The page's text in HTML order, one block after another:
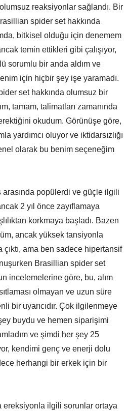
reaksiyonlar sağlandı. Bir
spider set hakkında
bitkisel olduğu için denemem
temin ettikleri gibi çalışıyor,
sorumlu bir anda aldım ve
için hiçbir şey işe yaramadı.
set hakkında olumsuz bir
tamam, talimatları zamanında
okudum. Görünüşe göre,
yardımcı oluyor ve iktidarsızlığı
olarak bu benim seçeneğim
arasında popülerdi ve güçle ilgili
2 yıl önce zayıflamaya
korkmaya başladı. Bazen
ancak yüksek tansiyonla
çıktı, ama ben sadece hipertansif
Brasillian spider set
incelemelerine göre, bu, alım
olmayan ve uzun süre
bir uyarıcıdır. Çok ilgilenmeye
buydu ve hemen siparişimi
ve şimdi her şey 25
kendimi genç ve enerji dolu
herhangi bir erkek için bir
ereksiyonla ilgili sorunlar ortaya